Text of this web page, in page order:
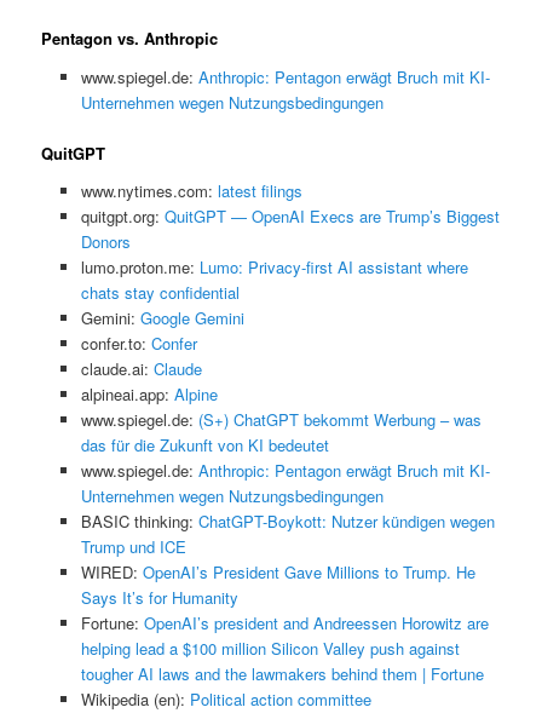
Pentagon vs. Anthropic
www.spiegel.de: Anthropic: Pentagon erwägt Bruch mit KI-
Unternehmen wegen Nutzungsbedingungen
QuitGPT
www.nytimes.com: latest filings
quitgpt.org: QuitGPT — OpenAI Execs are Trump’s Biggest
Donors
lumo.proton.me: Lumo: Privacy-first AI assistant where
chats stay confidential
Gemini: ‎Google Gemini
confer.to: Confer
claude.ai: Claude
alpineai.app: Alpine
www.spiegel.de: (S+) ChatGPT bekommt Werbung – was
das für die Zukunft von KI bedeutet
www.spiegel.de: Anthropic: Pentagon erwägt Bruch mit KI-
Unternehmen wegen Nutzungsbedingungen
BASIC thinking: ChatGPT-Boykott: Nutzer kündigen wegen
Trump und ICE
WIRED: OpenAI’s President Gave Millions to Trump. He
Says It’s for Humanity
Fortune: OpenAI’s president and Andreessen Horowitz are
helping lead a $100 million Silicon Valley push against
tougher AI laws and the lawmakers behind them | Fortune
Wikipedia (en): Political action committee